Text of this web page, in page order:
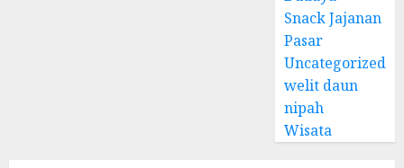
Snack Jajanan
Pasar
Uncategorized
welit daun
nipah
Wisata